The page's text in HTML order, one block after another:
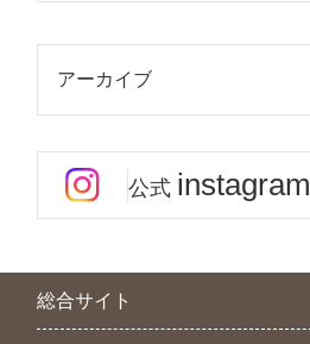
アーカイブ
公式 instagram
総合サイト